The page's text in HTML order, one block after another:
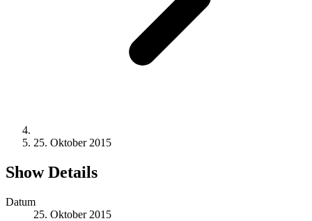
25. Oktober 2015
Show Details
Datum
25. Oktober 2015